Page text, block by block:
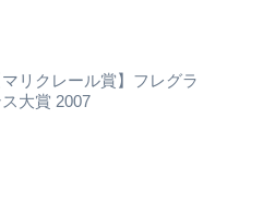
マリクレール賞】フレグラ
ス大賞 2007